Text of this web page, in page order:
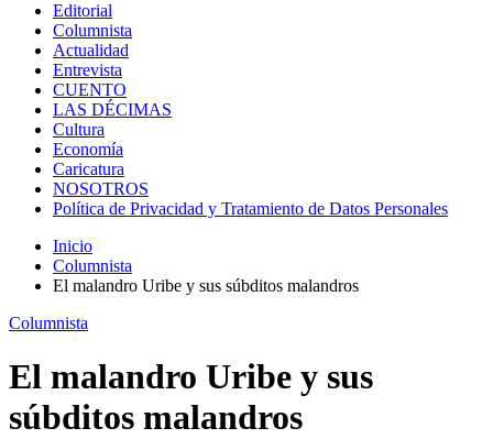
Editorial
Columnista
Actualidad
Entrevista
CUENTO
LAS DÉCIMAS
Cultura
Economía
Caricatura
NOSOTROS
Política de Privacidad y Tratamiento de Datos Personales
Inicio
Columnista
El malandro Uribe y sus súbditos malandros
Columnista
El malandro Uribe y sus
súbditos malandros